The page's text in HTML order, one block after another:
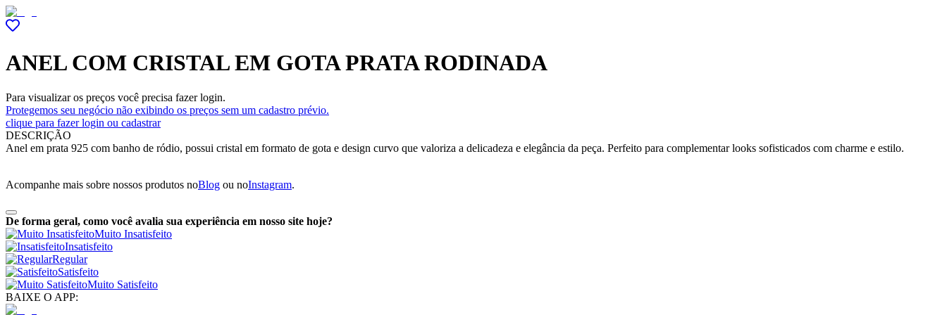
ANEL COM CRISTAL EM GOTA PRATA RODINADA
Para visualizar os preços você precisa fazer login.
Protegemos seu negócio não exibindo os preços sem um cadastro prévio.
clique para fazer login ou cadastrar
DESCRIÇÃO
Anel em prata 925 com banho de ródio, possui cristal em formato de gota e design curvo que valoriza a delicadeza e elegância da peça. Perfeito para complementar looks sofisticados com charme e estilo.
Acompanhe mais sobre nossos produtos noBlog ou noInstagram.
De forma geral, como você avalia sua experiência em nosso site hoje?
Muito Insatisfeito
Insatisfeito
Regular
Satisfeito
Muito Satisfeito
BAIXE O APP: